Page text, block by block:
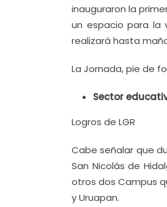
inauguraron la
un espacio para la
realizará hasta
La Jornada, pie de
Sector
Logros de LGR
Cabe señalar que
San Nicolás de
otros dos Campus
y Uruapan.